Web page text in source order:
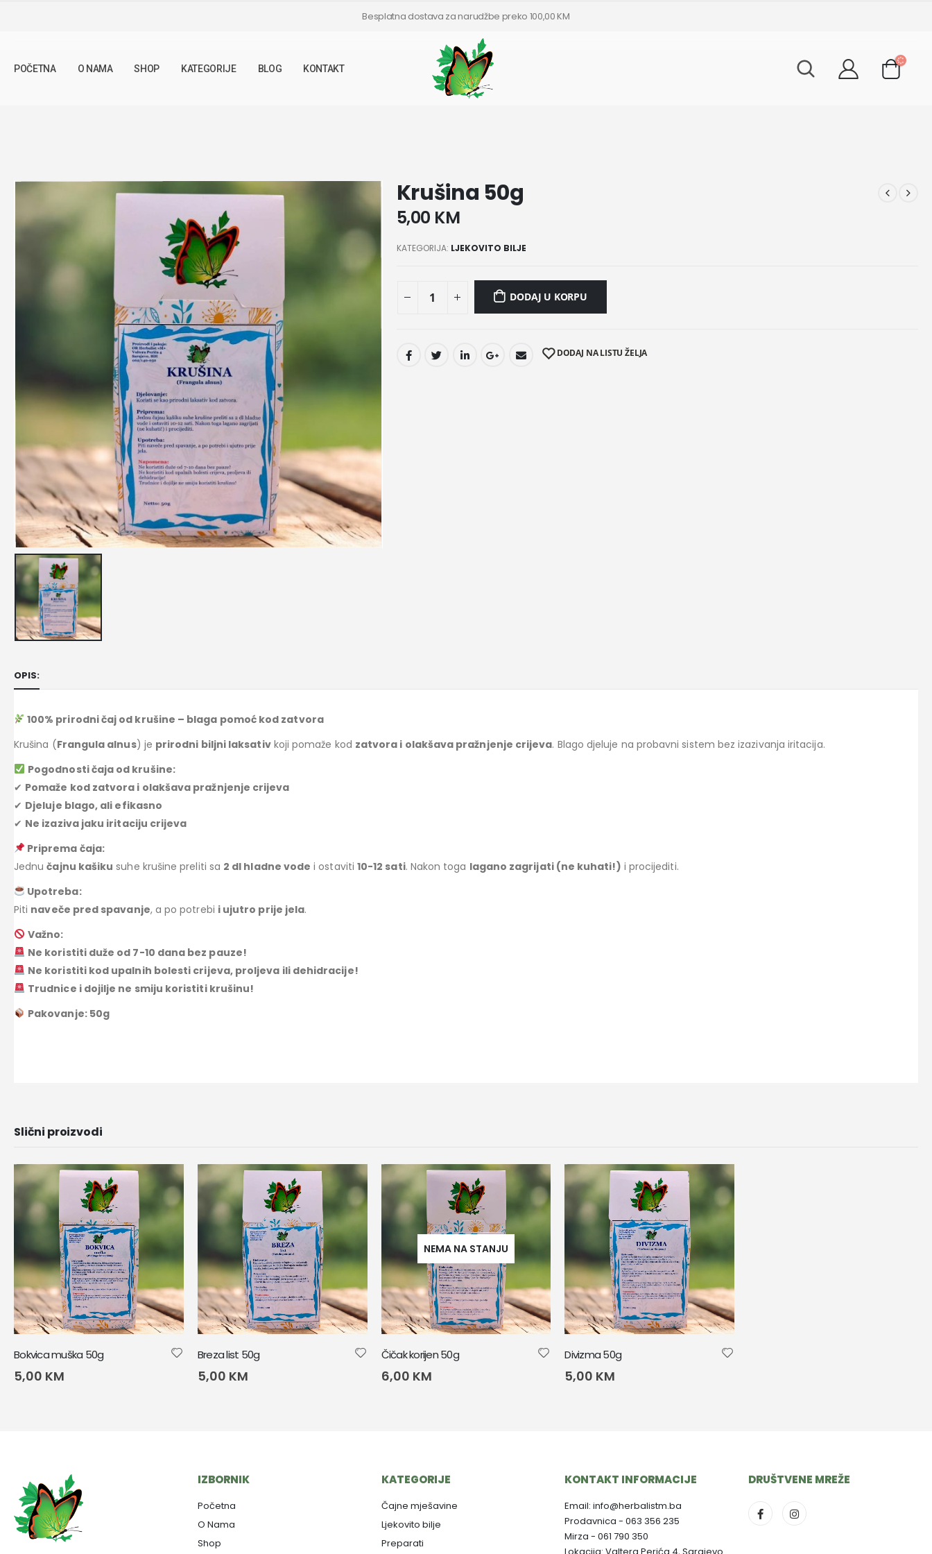
Besplatna dostava za narudžbe preko 100,00 KM
POČETNA O NAMA SHOP KATEGORIJE BLOG KONTAKT
Krušina 50g
5,00 KM
KATEGORIJA: LJEKOVITO BILJE
DODAJ U KORPU
DODAJ NA LISTU ŽELJA
OPIS:
100% prirodni čaj od krušine – blaga pomoć kod zatvora
Krušina (Frangula alnus) je prirodni biljni laksativkoji pomaže kod zatvora i olakšava pražnjenje crijeva. Blago djeluje na probavni sistem bez izazivanja iritacija.
Pogodnosti čaja od krušine:
✔ Pomaže kod zatvora i olakšava pražnjenje crijeva
✔ Djeluje blago, ali efikasno
✔ Ne izaziva jaku iritaciju crijeva
Priprema čaja:
Jednučajnu kašiku suhe krušine preliti sa 2 dl hladne vode i ostaviti 10-12 sati. Nakon toga lagano zagrijati (ne kuhati!) i procijediti.
Upotreba:
Piti naveče pred spavanje, a po potrebi i ujutro prije jela.
Važno:
Ne koristiti duže od 7-10 dana bez pauze!
Ne koristiti kod upalnih bolesti crijeva, proljeva ili dehidracije!
Trudnice i dojilje ne smiju koristiti krušinu!
Pakovanje: 50g
Slični proizvodi
Bokvica muška 50g
5,00 KM
Breza list 50g
5,00 KM
NEMA NA STANJU
Čičak korijen 50g
6,00 KM
Divizma 50g
5,00 KM
IZBORNIK
Početna
O Nama
Shop
KATEGORIJE
Čajne mješavine
Ljekovito bilje
Preparati
KONTAKT INFORMACIJE
Email: info@herbalistm.ba
Prodavnica - 063 356 235
Mirza - 061 790 350
DRUŠTVENE MREŽE